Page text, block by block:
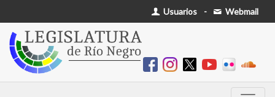
Usuarios - Webmail